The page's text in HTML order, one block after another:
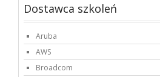
Dostawca szkoleń
Aruba
AWS
Broadcom